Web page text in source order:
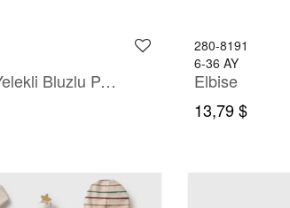
Welsoft Yelekli Bluzlu Pantolonlu Takım
280-8191
6-36 AY
Elbise
13,79 $